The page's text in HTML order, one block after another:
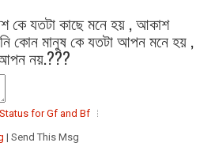
কে যতটা কাছে মনে হয় , আকাশ
কোন মানুষ কে যতটা আপন মনে হয় ,
নয়.???
for Gf and Bf
| Send This Msg